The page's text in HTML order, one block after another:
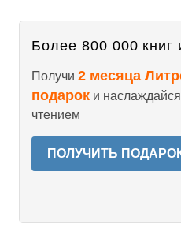
Более 800 000 книг
Получи 2 месяца
подарок и
чтением
ПОЛУЧИТЬ